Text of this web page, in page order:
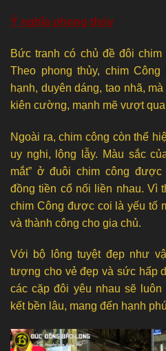
Ý nghĩa phong thủy
Bức tranh có chủ đề đôi
Theo phong thủy, chim
hạnh, duyên dáng, tao nhã,
kiên cường, mạnh mẽ vượt
Ngoài ra, chim công còn thể
uy nghi, lộng lẫy. Màu sắc
mắt” ở đuôi chim công
đồng tiền cổ nối liền nhau. Vì
chim Công được coi là yếu tố
và thành công cho gia chủ.
Với bộ lông tuyệt đẹp như
tượng cho vẻ đẹp và sức hấp
các cặp đôi yêu nhau sẽ luôn
kết bền lâu, mang đến hạnh